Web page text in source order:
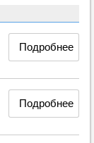
Подробнее
Подробнее